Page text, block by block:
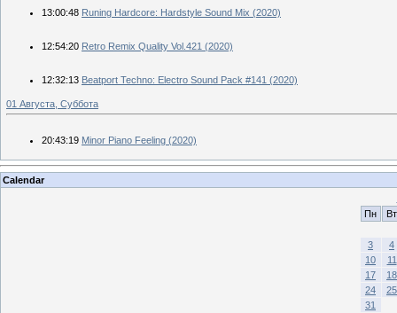
13:00:48 Runing Hardcore: Hardstyle Sound Mix (2020)
12:54:20 Retro Remix Quality Vol.421 (2020)
12:32:13 Beatport Techno: Electro Sound Pack #141 (2020)
01 Августа, Суббота
20:43:19 Minor Piano Feeling (2020)
Calendar
Пн
Вт
3
4
10
11
17
18
24
25
31